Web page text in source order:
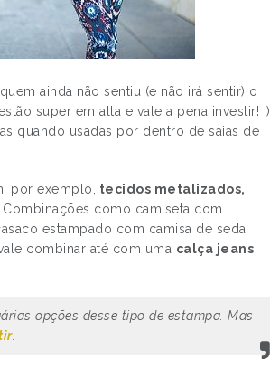
ainda não sentiu (e não irá sentir) o
super em alta e vale a pena investir! ;)
quando usadas por dentro de saias de
por exemplo,
tecidos metalizados,
. Combinações como camiseta com
estampado com camisa de seda
combinar até com uma calça jeans
opções desse tipo de estampa. Mas
.